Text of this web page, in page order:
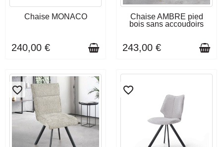
DERNIERS ARTICLES EN
STOCK
Chaise MONACO
240,00 €
DÉLAI DE LIVRAISON : 10 À
12 SEMAINES
Chaise AMBRE pied
bois sans accoudoirs
243,00 €
favorite_border favorite_border